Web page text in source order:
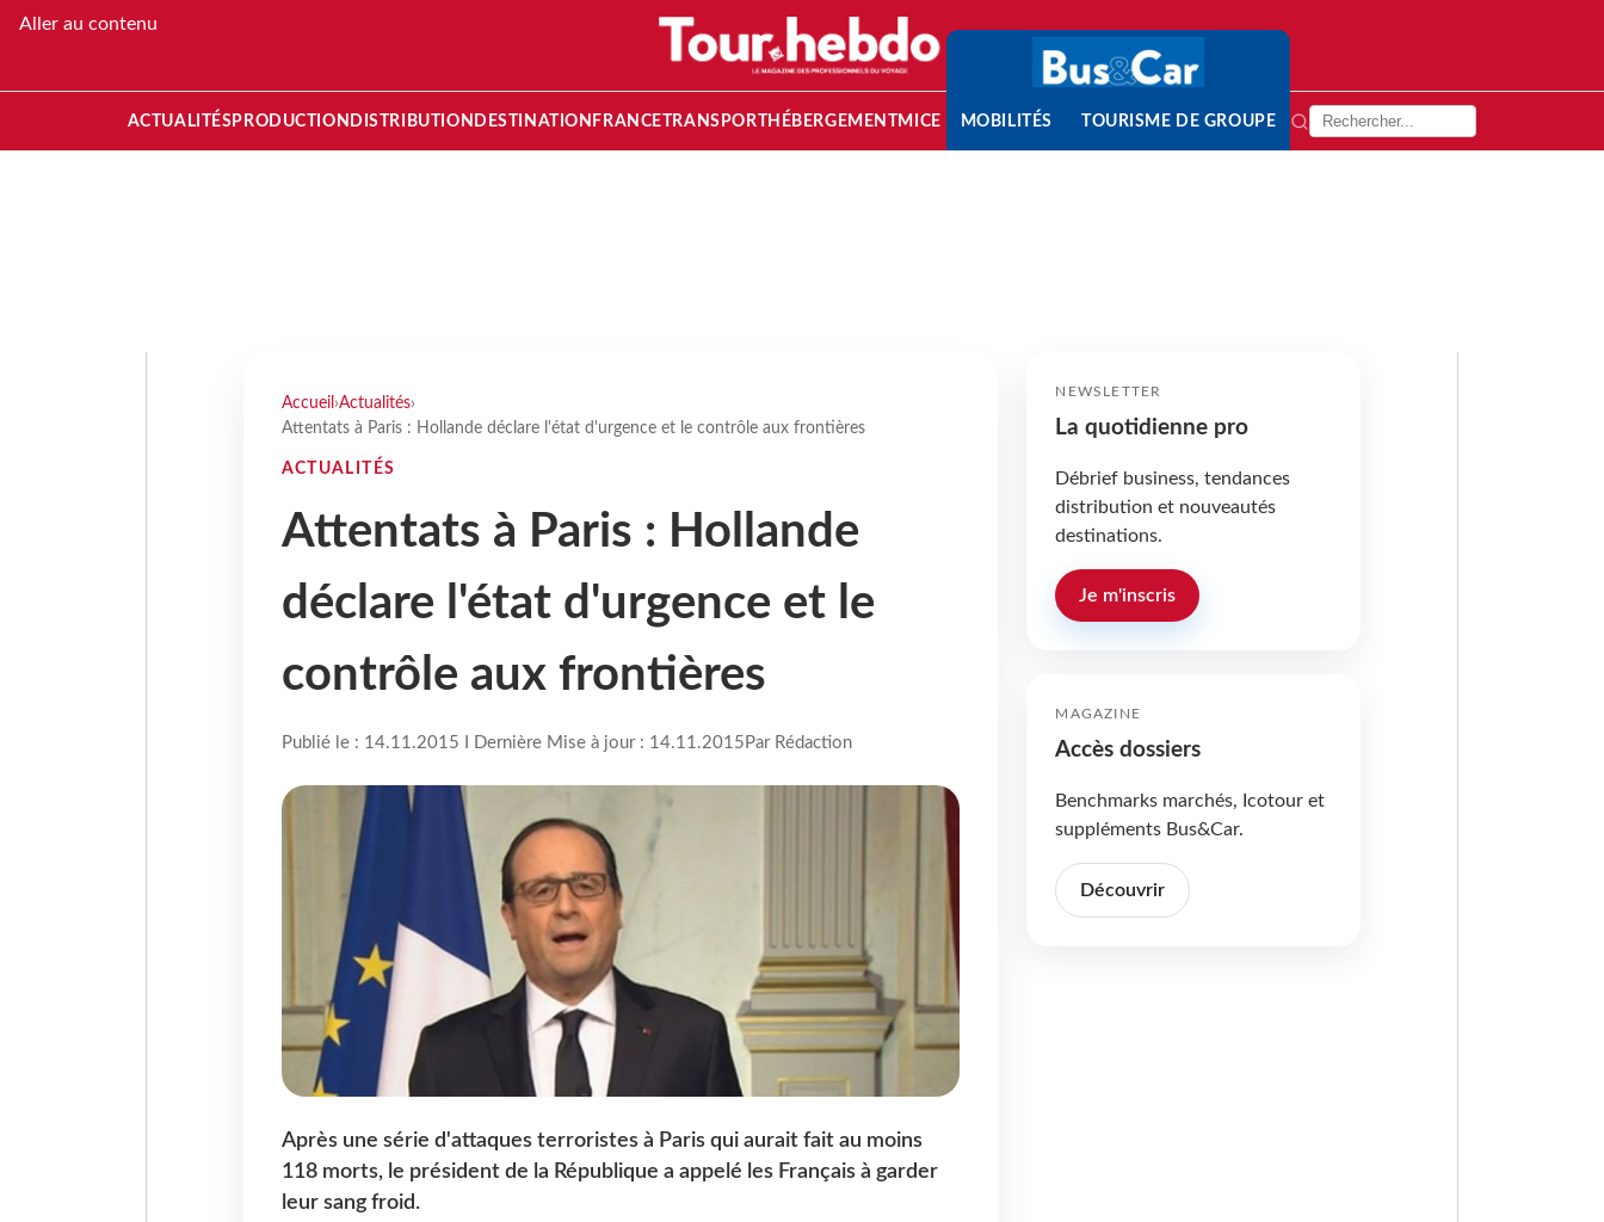
Aller au contenu
ACTUALITÉS PRODUCTION DISTRIBUTION DESTINATION FRANCETRANSPORT HÉBERGEMENTMICE MOBILITÉS TOURISME DE GROUPE
Accueil ›Actualités›
Attentats à Paris : Hollande déclare l'état d'urgence et le contrôle aux frontières
ACTUALITÉS
Attentats à Paris : Hollande
déclare l'état d'urgence et le
contrôle aux frontières
Publié le : 14.11.2015 I Dernière Mise à jour : 14.11.2015 Par Rédaction
Après une série d'attaques terroristes à Paris qui aurait fait au moins
118 morts, le président de la République a appelé les Français à garder
leur sang froid.
NEWSLETTER
La quotidienne pro
Débrief business, tendances
distribution et nouveautés
destinations.
Je m'inscris
MAGAZINE
Accès dossiers
Benchmarks marchés, Icotour et
suppléments Bus&Car.
Découvrir